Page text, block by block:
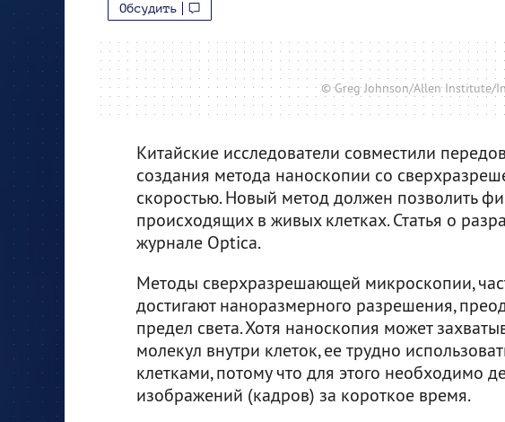
Обсудить
© Greg Johnson/Allen Institute/
Китайские исследователи совместили
создания метода наноскопии со
скоростью. Новый метод должен позволить
происходящих в живых клетках. Статья о
журнале Optica.
Методы сверхразрешающей микроскопии,
достигают наноразмерного разрешения,
предел света. Хотя наноскопия может
молекул внутри клеток, ее трудно
клетками, потому что для этого необходимо
изображений (кадров) за короткое время.